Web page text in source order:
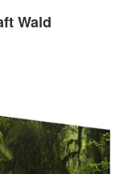
Wald